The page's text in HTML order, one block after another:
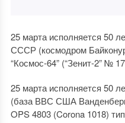
25 марта исполняется 50
СССР (космодром
“Космос-64” (“Зенит-2” №
25 марта исполняется 50
(база ВВС США
OPS 4803 (Corona 1018)